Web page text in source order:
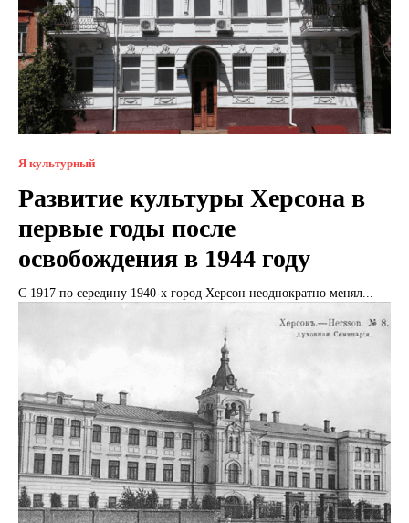
Я культурный
Развитие культуры Херсона в
первые годы после
освобождения в 1944 году
С 1917 по середину 1940-х город Херсон неоднократно менял...